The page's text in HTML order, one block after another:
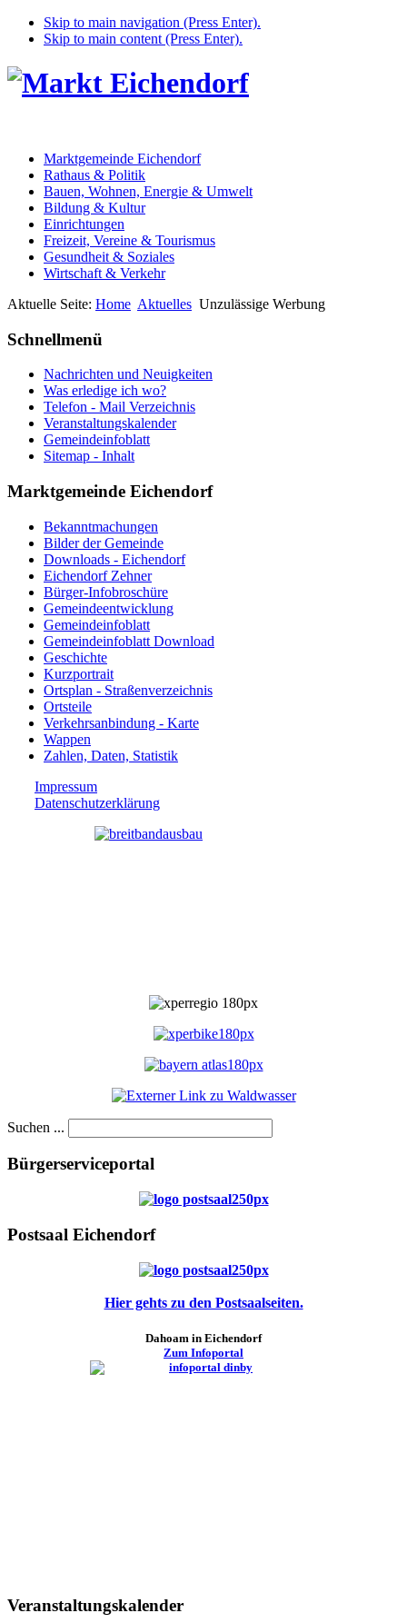
Skip to main navigation (Press Enter).
Skip to main content (Press Enter).
Marktgemeinde Eichendorf
Rathaus & Politik
Bauen, Wohnen, Energie & Umwelt
Bildung & Kultur
Einrichtungen
Freizeit, Vereine & Tourismus
Gesundheit & Soziales
Wirtschaft & Verkehr
Aktuelle Seite: Home Aktuelles Unzulässige Werbung
Schnellmenü
Nachrichten und Neuigkeiten
Was erledige ich wo?
Telefon - Mail Verzeichnis
Veranstaltungskalender
Gemeindeinfoblatt
Sitemap - Inhalt
Marktgemeinde Eichendorf
Bekanntmachungen
Bilder der Gemeinde
Downloads - Eichendorf
Eichendorf Zehner
Bürger-Infobroschüre
Gemeindeentwicklung
Gemeindeinfoblatt
Gemeindeinfoblatt Download
Geschichte
Kurzportrait
Ortsplan - Straßenverzeichnis
Ortsteile
Verkehrsanbindung - Karte
Wappen
Zahlen, Daten, Statistik
Impressum
Datenschutzerklärung
Suchen ...
Bürgerserviceportal
Postsaal Eichendorf
Hier gehts zu den Postsaalseiten.
Dahoam in Eichendorf
Zum Infoportal
Veranstaltungskalender